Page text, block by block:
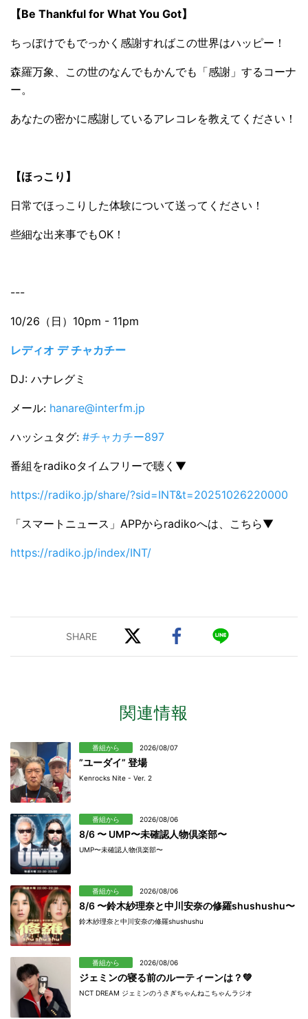
【Be Thankful for What You Got】
ちっぽけでもでっかく感謝すればこの世界はハッピー！
森羅万象、この世のなんでもかんでも「感謝」するコーナ
ー。
あなたの密かに感謝しているアレコレを教えてください！
【ほっこり】
日常でほっこりした体験について送ってください！
些細な出来事でもOK！
---
10/26（日）10pm - 11pm
レディオ デ チャカチー
DJ: ハナレグミ
メール: hanare@interfm.jp
ハッシュタグ: #チャカチー897
番組をradikoタイムフリーで聴く▼
https://radiko.jp/share/?sid=INT&t=20251026220000
「スマートニュース」APPからradikoへは、こちら▼
https://radiko.jp/index/INT/
関連情報
番組から 2026/08/07
”ユーダイ” 登場
Kenrocks Nite - Ver. 2
番組から 2026/08/06
8/6 〜 UMP〜未確認人物倶楽部〜
UMP〜未確認人物倶楽部〜
番組から 2026/08/06
8/6 〜鈴木紗理奈と中川安奈の修羅shushushu〜
鈴木紗理奈と中川安奈の修羅shushushu
番組から 2026/08/06
ジェミンの寝る前のルーティーンは？💚
NCT DREAM ジェミンのうさぎちゃんねこちゃんラジオ